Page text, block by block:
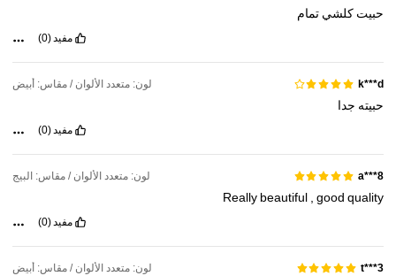
حبيتكلشيتمام
مفيد(0)
k***d لون: متعدد الألوان / مقاس: أبيض
حبيته جدا
مفيد(0)
a***8 لون: متعدد الألوان / مقاس: البيج
Really beautiful good quality
مفيد(0)
t***3 لون: متعدد الألوان / مقاس: أبيض